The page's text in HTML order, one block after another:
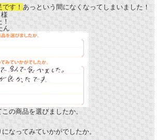
す！ あっという間になくなってしまいました！
！
ん
の商品を選びましたか。
なってみていかがでしたか。